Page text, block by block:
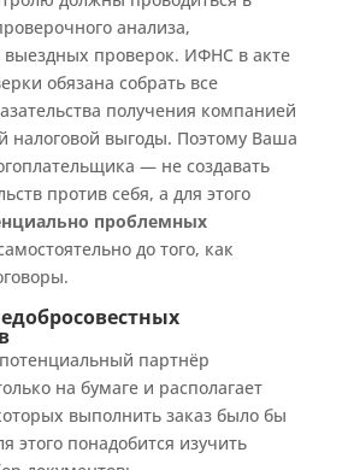
анализа,
проверок. ИФНС в акте
обязана собрать все
получения компанией
налоговой выгоды. Поэтому Ваша
— не создавать
против себя, а для этого
проблемных
до того, как
партнёр
на бумаге и располагает
выполнить заказ было бы
этого понадобится изучить